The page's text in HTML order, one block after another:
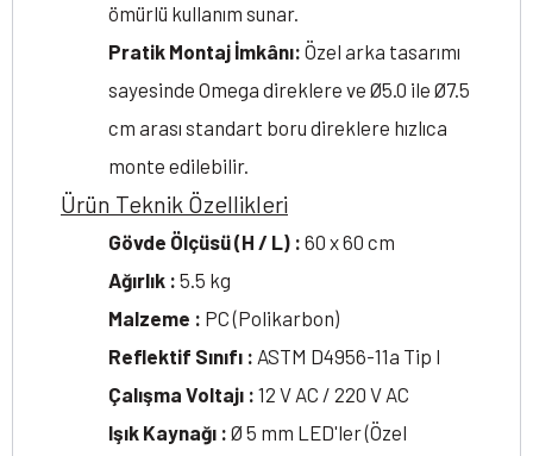
ömürlü kullanım sunar.
Pratik Montaj İmkânı: Özel arka tasarımı
sayesinde Omega direklere ve Ø5.0 ile Ø7.5
cm arası standart boru direklere hızlıca
monte edilebilir.
Ürün Teknik Özellikleri
Gövde Ölçüsü (H / L) : 60 x 60 cm
Ağırlık : 5.5 kg
Malzeme : PC (Polikarbon)
Reflektif Sınıfı : ASTM D4956-11a Tip I
Çalışma Voltajı : 12 V AC / 220 V AC
Işık Kaynağı : Ø 5 mm LED'ler (Özel